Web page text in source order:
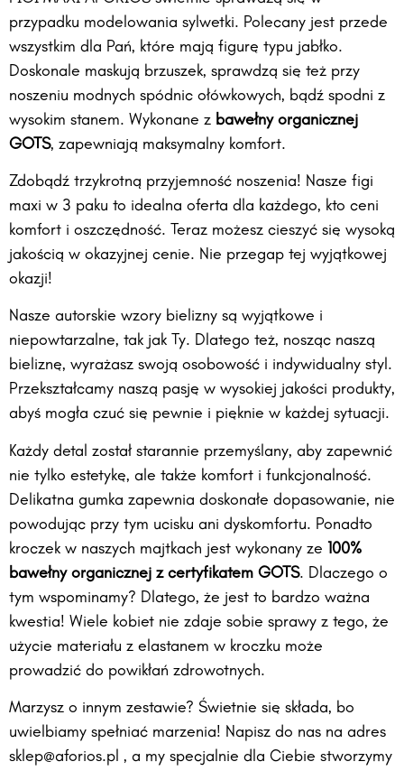
przypadku modelowania sylwetki. Polecany jest przede
wszystkim dla Pań, które mają figurę typu jabłko.
Doskonale maskują brzuszek, sprawdzą się też przy
noszeniu modnych spódnic ołówkowych, bądź spodni z
wysokim stanem. Wykonane z bawełny organicznej
GOTS, zapewniają maksymalny komfort.
Zdobądź trzykrotną przyjemność noszenia! Nasze figi
maxi w 3 paku to idealna oferta dla każdego, kto ceni
komfort i oszczędność. Teraz możesz cieszyć się wysoką
jakością w okazyjnej cenie. Nie przegap tej wyjątkowej
okazji!
Nasze autorskie wzory bielizny są wyjątkowe i
niepowtarzalne, tak jak Ty. Dlatego też, nosząc naszą
bieliznę, wyrażasz swoją osobowość i indywidualny styl.
Przekształcamy naszą pasję w wysokiej jakości produkty,
abyś mogła czuć się pewnie i pięknie w każdej sytuacji.
Każdy detal został starannie przemyślany, aby zapewnić
nie tylko estetykę, ale także komfort i funkcjonalność.
Delikatna gumka zapewnia doskonałe dopasowanie, nie
powodując przy tym ucisku ani dyskomfortu. Ponadto
kroczek w naszych majtkach jest wykonany ze 100%
bawełny organicznej z certyfikatem GOTS. Dlaczego o
tym wspominamy? Dlatego, że jest to bardzo ważna
kwestia! Wiele kobiet nie zdaje sobie sprawy z tego, że
użycie materiału z elastanem w kroczku może
prowadzić do powikłań zdrowotnych.
Marzysz o innym zestawie? Świetnie się składa, bo
uwielbiamy spełniać marzenia! Napisz do nas na adres
sklep@aforios.pl , a my specjalnie dla Ciebie stworzymy